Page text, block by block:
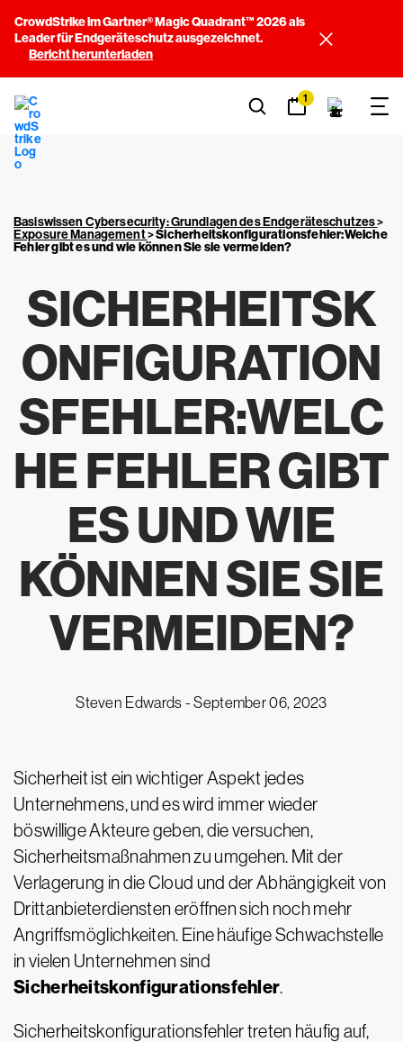
CrowdStrike im Gartner® Magic Quadrant™ 2026 als
Leader für Endgeräteschutz ausgezeichnet.
Bericht herunterladen
1
Basiswissen Cybersecurity: Grundlagen des Endgeräteschutzes>
Exposure Management>Sicherheitskonfigurationsfehler:Welche
Fehler gibt es und wie können Sie sie vermeiden?
SICHERHEITSK
ONFIGURATION
SFEHLER:WELC
HE FEHLER GIBT
ES UND WIE
KÖNNEN SIE SIE
VERMEIDEN?
Steven Edwards -September 06, 2023
Sicherheit ist ein wichtiger Aspekt jedes
Unternehmens, und es wird immer wieder
böswillige Akteure geben, die versuchen,
Sicherheitsmaßnahmen zu umgehen. Mit der
Verlagerung in die Cloud und der Abhängigkeit von
Drittanbieterdiensten eröffnen sich noch mehr
Angriffsmöglichkeiten. Eine häufige Schwachstelle
in vielen Unternehmen sind
Sicherheitskonfigurationsfehler.
Sicherheitskonfigurationsfehler treten häufig auf,